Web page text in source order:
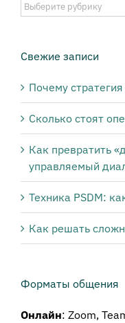
Выберите
публикации
тематики:
Свежие записи
Почему
Сколько стоят
Как превратить
управляемый
Техника PSDM:
Как решать
Форматы общения
Онлайн: Zoom,